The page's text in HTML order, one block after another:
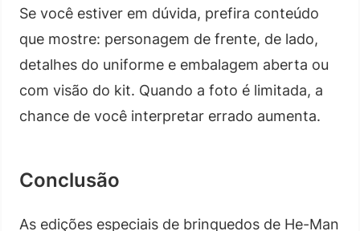
Se você estiver em dúvida, prefira conteúdo
que mostre: personagem de frente, de lado,
detalhes do uniforme e embalagem aberta ou
com visão do kit. Quando a foto é limitada, a
chance de você interpretar errado aumenta.
Conclusão
As edições especiais de brinquedos de He-Man